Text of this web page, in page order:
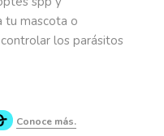
tu mascota o
los parásitos